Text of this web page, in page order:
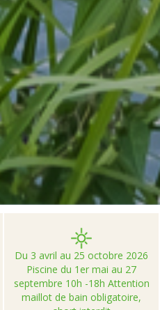
de vacances Seasonova>>
Du 3 avril au 25 octobre 2026
Piscine du 1er mai au 27
septembre 10h -18h Attention
maillot de bain obligatoire,